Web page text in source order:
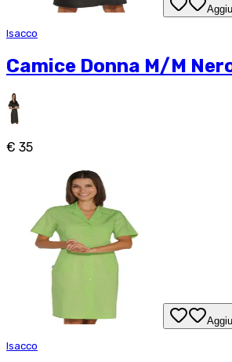
Isacco
Camice Donna M/M
€ 35
Isacco